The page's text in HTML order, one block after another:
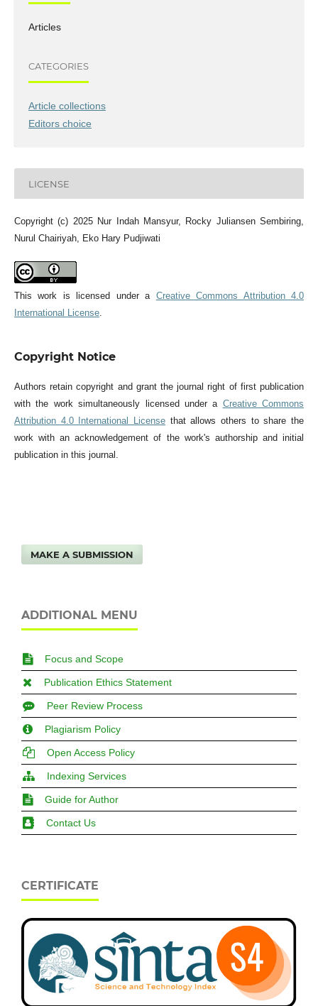
Articles
CATEGORIES
Article collections
Editors choice
LICENSE
Copyright (c) 2025 Nur Indah Mansyur, Rocky Juliansen Sembiring,
Nurul Chairiyah, Eko Hary Pudjiwati
This work is licensed under a Creative Commons Attribution 4.0
International License.
Copyright Notice
Authors retain copyright and grant the journal right of first publication
with the work simultaneously licensed under a Creative Commons
Attribution 4.0 International License that allows others to share the
work with an acknowledgement of the work's authorship and initial
publication in this journal.
MAKE A SUBMISSION
ADDITIONAL MENU
Focus and Scope
Publication Ethics Statement
Peer Review Process
Plagiarism Policy
Open Access Policy
Indexing Services
Guide for Author
Contact Us
CERTIFICATE